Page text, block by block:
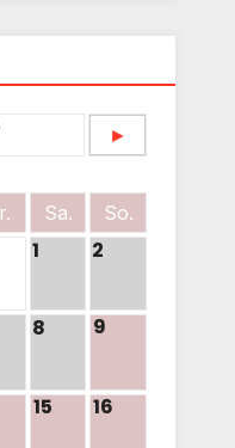
►
Sa. So.
1 2
8 9
15 16